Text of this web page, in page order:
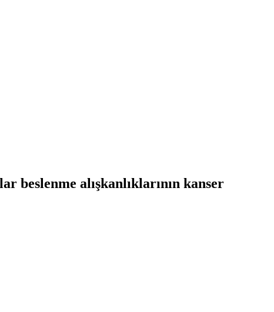
beslenme alışkanlıklarının kanser